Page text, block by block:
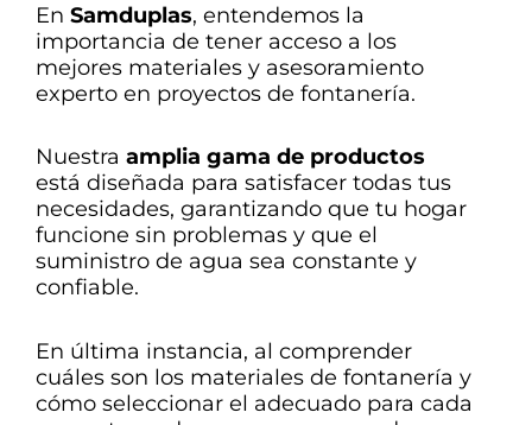
En Samduplas, entendemos la
importancia de tener acceso a los
mejores materiales y asesoramiento
experto en proyectos de fontanería.
Nuestra amplia gama de productos
está diseñada para satisfacer todas tus
necesidades, garantizando que tu hogar
funcione sin problemas y que el
suministro de agua sea constante y
confiable.
En última instancia, al comprender
cuáles son los materiales de fontanería y
cómo seleccionar el adecuado para cada